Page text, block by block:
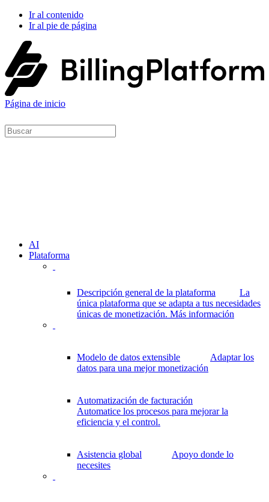
Ir al contenido
Ir al pie de página
Página de inicio
AI
Plataforma
Descripción general de la plataforma
La
única plataforma que se adapta a tus necesidades
únicas de monetización. Más información
Modelo de datos extensible
Adaptar los
datos para una mejor monetización
Automatización de facturación
Automatice los procesos para mejorar la
eficiencia y el control.
Asistencia global
Apoyo donde lo
necesites